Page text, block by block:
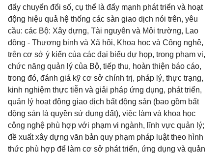
đẩy chuyển đổi số, cụ thể là đẩy mạnh phát triển và hoạt
động hiệu quả hệ thống các sàn giao dịch nói trên, yêu
cầu: các Bộ: Xây dựng, Tài nguyên và Môi trường, Lao
động - Thương binh và Xã hội, Khoa học và Công nghệ,
trên cơ sở ý kiến của các đại biểu dự họp, trong phạm vi,
chức năng quản lý của Bộ, tiếp thu, hoàn thiện báo cáo,
trong đó, đánh giá kỹ cơ sở chính trị, pháp lý, thực trạng,
kinh nghiệm thực tiễn và giải pháp ứng dụng, phát triển,
quản lý hoạt động giao dịch bất động sản (bao gồm bất
động sản là quyền sử dụng đất), việc làm và khoa học
công nghệ phù hợp với phạm vi ngành, lĩnh vực quản lý;
đề xuất xây dựng văn bản quy phạm pháp luật theo hình
thức phù hợp để làm cơ sở phát triển, ứng dụng và quản